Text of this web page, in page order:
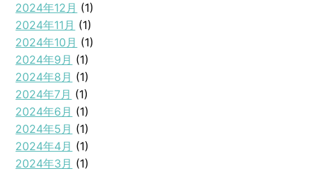
2024年12月 (1)
2024年11月 (1)
2024年10月 (1)
2024年9月 (1)
2024年8月 (1)
2024年7月 (1)
2024年6月 (1)
2024年5月 (1)
2024年4月 (1)
2024年3月 (1)